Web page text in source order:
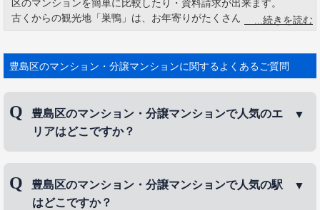
区のマンションを簡単に比較したり・資料請求が出来ます。
古くからの観光地「巣鴨」は、お年寄りがたくさん集まることか
ら「おばあちゃんの 原宿」として 知られています。豊島区には
眠る 墓地があります。例えば、雑司ヶ谷霊園には夏目漱 石、小泉
八雲、ジョン万次郎など、慈眼寺は芥 川龍之介や谷崎潤一郎な
豊島区のマンション・分譲マンションに関するよくあるご質問
豊島区のマンション・分譲マンションで人気のエ
リアはどこですか？
アは、池袋 、駒込 、 大塚などです。
豊島区のマンション・分譲マンションで人気の駅
はどこですか？